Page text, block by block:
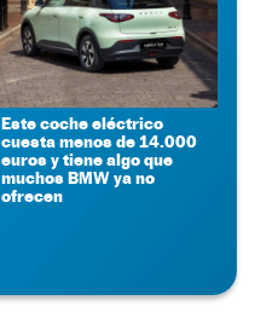
Este coche eléctrico
cuesta menos de 14.000
euros y tiene algo que
muchos BMW ya no
ofrecen